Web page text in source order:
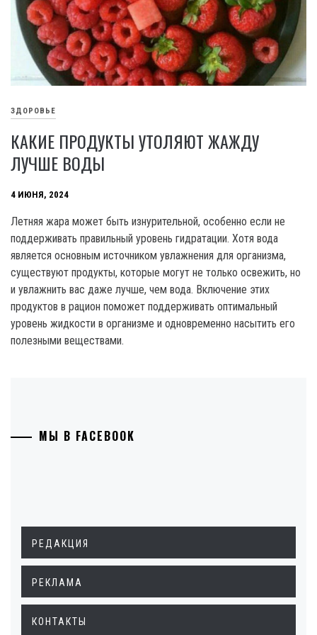
ЗДОРОВЬЕ
КАКИЕ ПРОДУКТЫ УТОЛЯЮТ ЖАЖДУ
ЛУЧШЕ ВОДЫ
4 ИЮНЯ, 2024
Летняя жара может быть изнурительной, особенно если не
поддерживать правильный уровень гидратации. Хотя вода
является основным источником увлажнения для организма,
существуют продукты, которые могут не только освежить, но
и увлажнить вас даже лучше, чем вода. Включение этих
продуктов в рацион поможет поддерживать оптимальный
уровень жидкости в организме и одновременно насытить его
полезными веществами.
МЫ В FACEBOOK
РЕДАКЦИЯ
РЕКЛАМА
КОНТАКТЫ